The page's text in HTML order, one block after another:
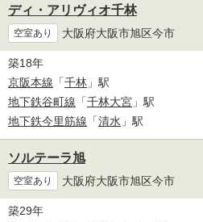
ディ・アリヴィオ千林
空室あり 大阪府大阪市旭区今市
築18年
京阪本線 「千林 」駅
地下鉄谷町線 「千林大宮 」駅
地下鉄今里筋線 「清水 」駅
ソルテーラ旭
空室あり 大阪府大阪市旭区今市
築29年